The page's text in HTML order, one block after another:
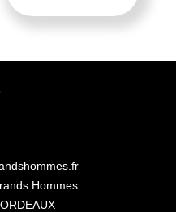
Hommes